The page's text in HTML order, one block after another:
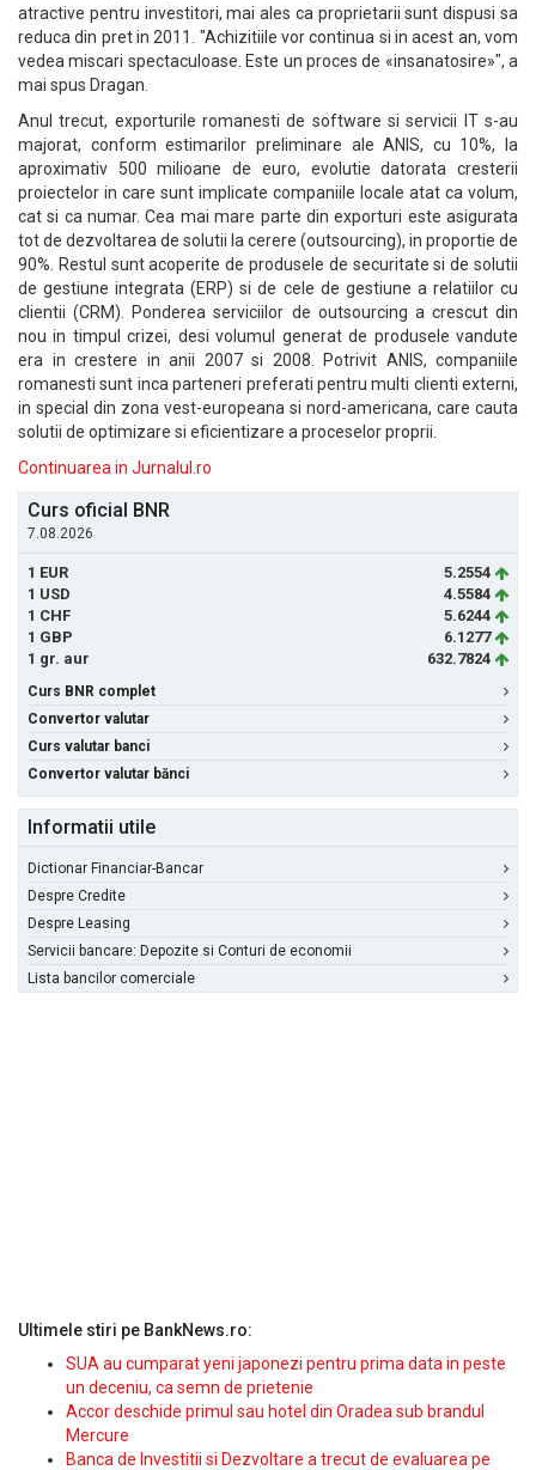
atractive pentru investitori, mai ales ca proprietarii sunt dispusi sa
reduca din pret in 2011. "Achizitiile vor continua si in acest an, vom
vedea miscari spectaculoase. Este un proces de «insanatosire»", a
mai spus Dragan.
Anul trecut, exporturile romanesti de software si servicii IT s-au
majorat, conform estimarilor preliminare ale ANIS, cu 10%, la
aproximativ 500 milioane de euro, evolutie datorata cresterii
proiectelor in care sunt implicate companiile locale atat ca volum,
cat si ca numar. Cea mai mare parte din exporturi este asigurata
tot de dezvoltarea de solutii la cerere (outsourcing), in proportie de
90%. Restul sunt acoperite de produsele de securitate si de solutii
de gestiune integrata (ERP) si de cele de gestiune a relatiilor cu
clientii (CRM). Ponderea serviciilor de outsourcing a crescut din
nou in timpul crizei, desi volumul generat de produsele vandute
era in crestere in anii 2007 si 2008. Potrivit ANIS, companiile
romanesti sunt inca parteneri preferati pentru multi clienti externi,
in special din zona vest-europeana si nord-americana, care cauta
solutii de optimizare si eficientizare a proceselor proprii.
Continuarea in Jurnalul.ro
Curs oficial BNR
7.08.2026
1 EUR
5.2554
1 USD
4.5584
1 CHF
5.6244
1 GBP
6.1277
1 gr. aur
632.7824
Curs BNR complet
Convertor valutar
Curs valutar banci
Convertor valutar bănci
Informatii utile
Dictionar Financiar-Bancar
Despre Credite
Despre Leasing
Servicii bancare: Depozite si Conturi de economii
Lista bancilor comerciale
Ultimele stiri pe BankNews.ro:
SUA au cumparat yeni japonezi pentru prima data in peste
un deceniu, ca semn de prietenie
Accor deschide primul sau hotel din Oradea sub brandul
Mercure
Banca de Investitii si Dezvoltare a trecut de evaluarea pe